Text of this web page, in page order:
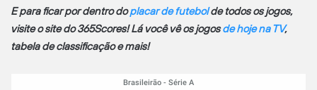
E para ficar por dentro doplacar de futebolde todos os jogos,
visite o site do 365Scores! Lá você vê os jogosde hoje na TV,
tabela de classificação e mais!
Brasileirão - Série A